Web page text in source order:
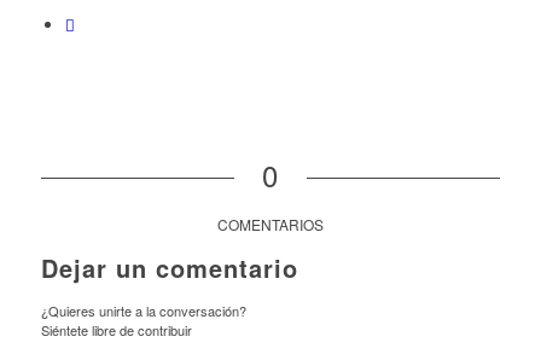
0
COMENTARIOS
Dejar un comentario
¿Quieres unirte a la conversación?
Siéntete libre de contribuir